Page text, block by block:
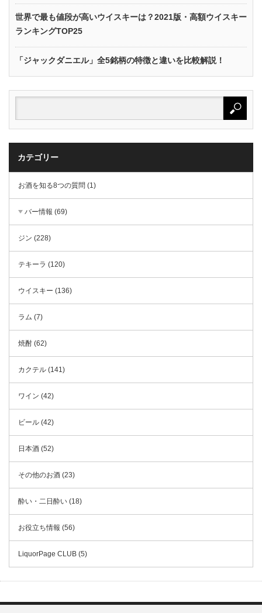
世界で最も値段が高いウイスキーは？2021版・高額ウイスキー
ランキングTOP25
「ジャックダニエル」全5銘柄の特徴と違いを比較解説！
カテゴリー
お酒を知る8つの質問 (1)
バー情報 (69)
ジン (228)
テキーラ (120)
ウイスキー (136)
ラム (7)
焼酎 (62)
カクテル (141)
ワイン (42)
ビール (42)
日本酒 (52)
その他のお酒 (23)
酔い・二日酔い (18)
お役立ち情報 (56)
LiquorPage CLUB (5)